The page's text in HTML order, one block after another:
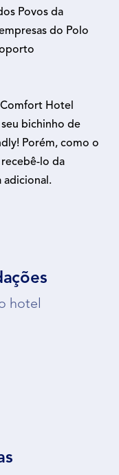
Povos da
do Polo
Hotel
bichinho de
Porém, como o
lo da
adicional.
hotel